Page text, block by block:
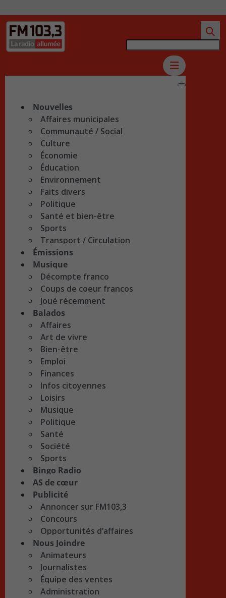
Nouvelles
Affaires municipales
Communauté / Social
Culture
Économie
Éducation
Environnement
Faits divers
Politique
Santé et bien-être
Sports
Transport / Circulation
Émissions
Musique
Décompte franco
Coups de coeur francos
Joué récemment
Balados
Affaires
Art de vivre
Bien-être
Emploi
Finances
Infos citoyennes
Loisirs
Musique
Politique
Santé
Société
Sports
Bingo Radio
AS de cœur
Publicité
Annoncer sur FM103,3
Concours
Opportunités d’affaires
Nous Joindre
Animateurs
Journalistes
Équipe des ventes
Administration